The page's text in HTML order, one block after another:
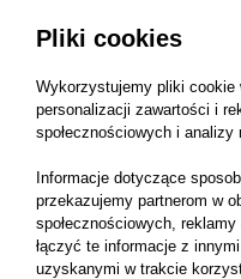
Numer katalogowy
Kategoria: Kabina
Marka:Massey
Pasuje do maszyny:
Pliki cookies
Wykorzystujemy pliki cookie
personalizacji zawartości i
społecznościowych i analizy
Informacje dotyczące
przekazujemy partnerom w
społecznościowych,
łączyć te informacje z
uzyskanymi w trakcie